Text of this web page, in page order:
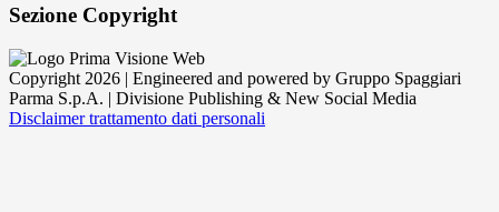
Sezione Copyright
Copyright 2026 | Engineered and powered by Gruppo Spaggiari
Parma S.p.A. | Divisione Publishing & New Social Media
Disclaimer trattamento dati personali